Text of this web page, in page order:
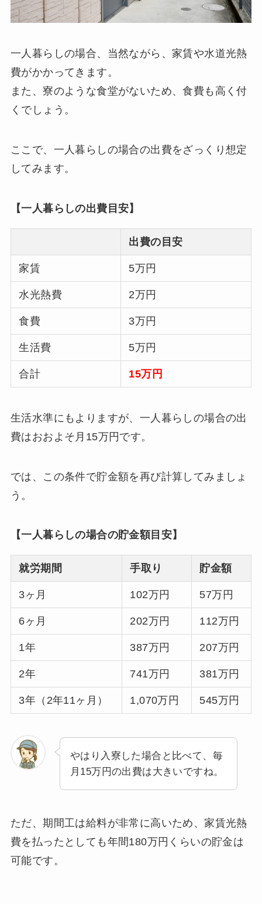
一人暮らしの場合、当然ながら、家賃や水道光熱
費がかかってきます。
また、寮のような食堂がないため、食費も高く付
くでしょう。
ここで、一人暮らしの場合の出費をざっくり想定
してみます。
【一人暮らしの出費目安】
出費の目安
家賃 5万円
水光熱費 2万円
食費 3万円
生活費 5万円
合計 15万円
生活水準にもよりますが、一人暮らしの場合の出
費はおおよそ月15万円です。
では、この条件で貯金額を再び計算してみましょ
う。
【一人暮らしの場合の貯金額目安】
就労期間 手取り 貯金額
3ヶ月 102万円 57万円
6ヶ月 202万円 112万円
1年 387万円 207万円
2年 741万円 381万円
3年（2年11ヶ月） 1,070万円 545万円
やはり入寮した場合と比べて、毎
月15万円の出費は大きいですね。
ただ、期間工は給料が非常に高いため、家賃光熱
費を払ったとしても年間180万円くらいの貯金は
可能です。